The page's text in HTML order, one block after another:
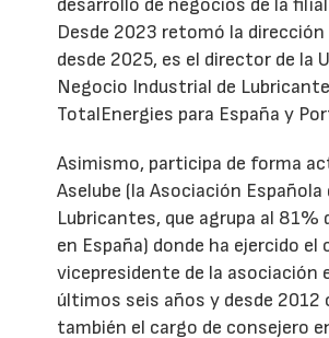
desarrollo de negocios de la
Desde 2023 retomó la dirección
desde 2025, es el director de la
Negocio Industrial de
TotalEnergies para España y
Asimismo, participa de forma
Aselube (la Asociación Española
Lubricantes, que agrupa al 81%
en España) donde ha ejercido el
vicepresidente de la asociación
últimos seis años y desde
también el cargo de consejero